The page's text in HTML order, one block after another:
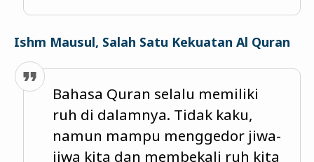
Ishm Mausul, Salah Satu Kekuatan Al Quran
Bahasa Quran selalu memiliki
ruh di dalamnya. Tidak kaku,
namun mampu menggedor jiwa-
jiwa kita dan membekali ruh kita